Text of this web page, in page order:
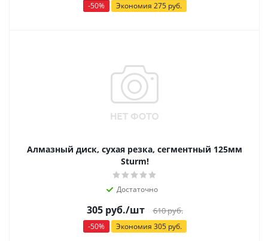
-50% Экономия 275руб.
Алмазный диск, сухая резка, сегментный 125мм
Sturm!
Достаточно
305руб./шт 610руб.
-50% Экономия 305руб.